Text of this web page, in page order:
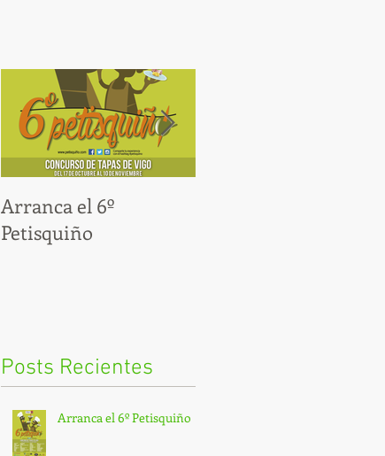
Arranca el 6º
Petisquiño
Posts Recientes
Arranca el 6º Petisquiño